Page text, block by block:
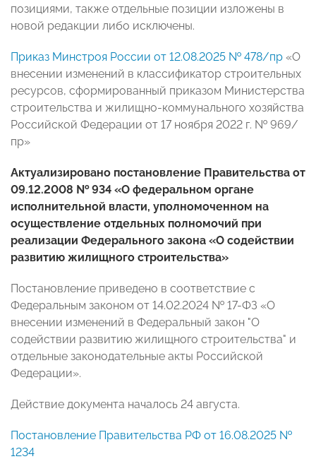
позициями, также отдельные позиции изложены в
новой редакции либо исключены.
Приказ Минстроя России от 12.08.2025 № 478/пр «О
внесении изменений в классификатор строительных
ресурсов, сформированный приказом Министерства
строительства и жилищно-коммунального хозяйства
Российской Федерации от 17 ноября 2022 г. № 969/
пр»
Актуализировано постановление Правительства от
09.12.2008 № 934 «О федеральном органе
исполнительной власти, уполномоченном на
осуществление отдельных полномочий при
реализации Федерального закона «О содействии
развитию жилищного строительства»
Постановление приведено в соответствие с
Федеральным законом от 14.02.2024 № 17-ФЗ «О
внесении изменений в Федеральный закон "О
содействии развитию жилищного строительства" и
отдельные законодательные акты Российской
Федерации».
Действие документа началось 24 августа.
Постановление Правительства РФ от 16.08.2025 №
1234